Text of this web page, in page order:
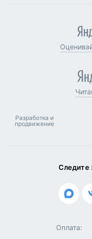
Следите
Оплата:
Разработка и
продвижение